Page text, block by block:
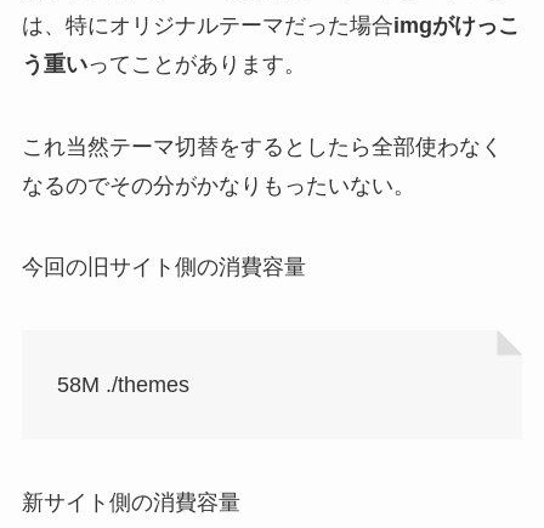
は、特にオリジナルテーマだった場合imgがけっこ
う重いってことがあります。
これ当然テーマ切替をするとしたら全部使わなく
なるのでその分がかなりもったいない。
今回の旧サイト側の消費容量
58M ./themes
新サイト側の消費容量